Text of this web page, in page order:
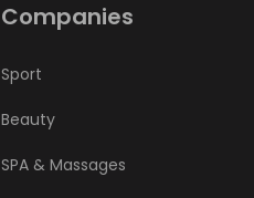
Companies
Sport
Beauty
SPA & Massages